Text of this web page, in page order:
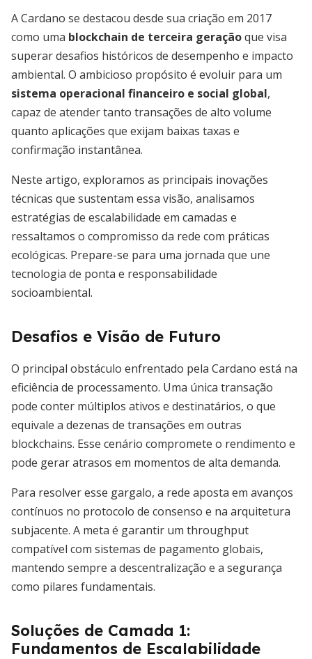
A Cardano se destacou desde sua criação em 2017
como uma blockchain de terceira geraçãoque visa
superar desafios históricos de desempenho e impacto
ambiental. O ambicioso propósito é evoluir para um
sistema operacional financeiro e social global,
capaz de atender tanto transações de alto volume
quanto aplicações que exijam baixas taxas e
confirmação instantânea.
Neste artigo, exploramos as principais inovações
técnicas que sustentam essa visão, analisamos
estratégias de escalabilidade em camadas e
ressaltamos o compromisso da rede com práticas
ecológicas. Prepare-se para uma jornada que une
tecnologia de ponta e responsabilidade
socioambiental.
Desafios e Visão de Futuro
O principal obstáculo enfrentado pela Cardano está na
eficiência de processamento. Uma única transação
pode conter múltiplos ativos e destinatários, o que
equivale a dezenas de transações em outras
blockchains. Esse cenário compromete o rendimento e
pode gerar atrasos em momentos de alta demanda.
Para resolver esse gargalo, a rede aposta em avanços
contínuos no protocolo de consenso e na arquitetura
subjacente. A meta é garantir um throughput
compatível com sistemas de pagamento globais,
mantendo sempre a descentralização e a segurança
como pilares fundamentais.
Soluções de Camada 1:
Fundamentos de Escalabilidade